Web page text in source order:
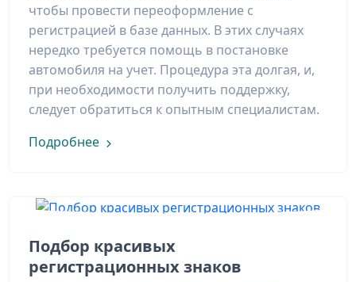
чтобы провести переоформление с
регистрацией в базе данных. В этих случаях
нередко требуется помощь в постановке
автомобиля на учет. Процедура эта долгая, и,
при необходимости получить поддержку,
следует обратиться к опытным специалистам.
Подробнее
Подбор красивых
регистрационных знаков